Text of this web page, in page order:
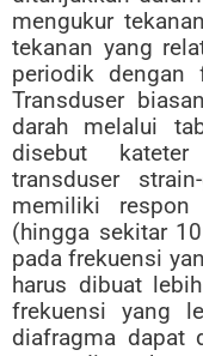
mengukur
tekanan yang
periodik dengan
Transduser
darah melalui
disebut
transduser
memiliki
(hingga sekitar
pada frekuensi
harus dibuat
frekuensi yang
diafragma dapat